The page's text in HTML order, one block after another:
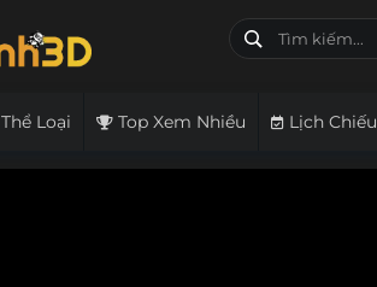
Thể Loại Top Xem Nhiều Lịch Chiếu